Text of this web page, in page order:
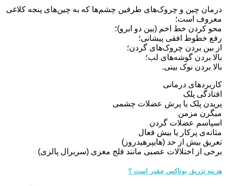
درمان چین و چروک‌های طرفین چشم‌ها که به چین‌های پنجه کلاغی
معروف است؛
محو کردن خط اخم (بین دو ابرو)؛
رفع خطوط افقی پیشانی؛
از بین بردن چروک‌های گردن؛
بالا بردن گوشه‌های لب؛
بالا بردن نوک بینی.
کاربردهای درمانی
افتادگی پلک
پریدن پلک یا پرش عضلات چشمی
میگرن مزمن
اسپاسم عضلات گردن
مثانه‌ی پرکار یا بیش فعال
تعریق بیش از حد (هایپرهیدروز)
برخی از اختلالات عصبی مانند فلج مغزی (سربرال پالزی)
هزینه تزریق بوتاکس چقدر است ؟